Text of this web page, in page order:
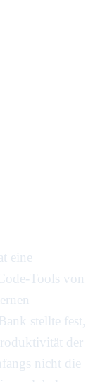
eine
Tools von
stellte fest,
der
nicht die